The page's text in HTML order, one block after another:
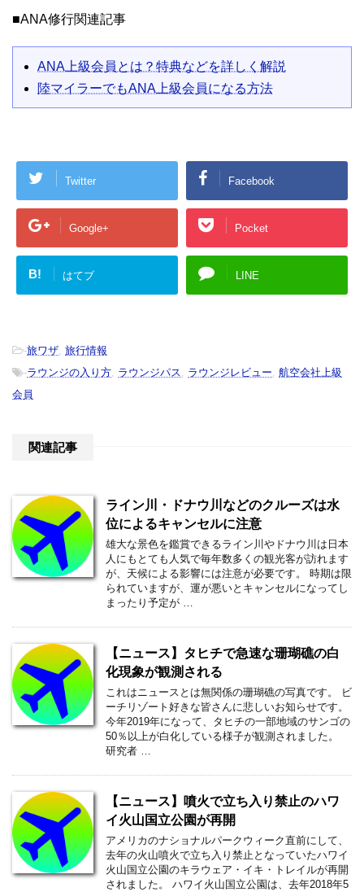
■ANA修行関連記事
ANA上級会員とは？特典などを詳しく解説
陸マイラーでもANA上級会員になる方法
Twitter Facebook
Google+ Pocket
B! はてブ LINE
-旅ワザ, 旅行情報
-ラウンジの入り方, ラウンジパス, ラウンジレビュー, 航空会社上級
会員
関連記事
ライン川・ドナウ川などのクルーズは水
位によるキャンセルに注意
雄大な景色を鑑賞できるライン川やドナウ川は日本
人にもとても人気で毎年数多くの観光客が訪れます
が、天候による影響には注意が必要です。 時期は限
られていますが、運が悪いとキャンセルになってし
まったり予定が …
【ニュース】タヒチで急速な珊瑚礁の白
化現象が観測される
これはニュースとは無関係の珊瑚礁の写真です。 ビ
ーチリゾート好きな皆さんに悲しいお知らせです。
今年2019年になって、タヒチの一部地域のサンゴの
50％以上が白化している様子が観測されました。
研究者 …
【ニュース】噴火で立ち入り禁止のハワ
イ火山国立公園が再開
アメリカのナショナルパークウィーク直前にして、
去年の火山噴火で立ち入り禁止となっていたハワイ
火山国立公園のキラウェア・イキ・トレイルが再開
されました。 ハワイ火山国立公園は、去年2018年5